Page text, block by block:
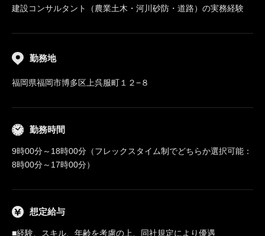
建設コンサルタント（農業土木・河川砂防・道路）の実務経験
勤務地
福岡県福岡市博多区上呉服町１２−８
勤務時間
9時00分～18時00分（フレックスタイム制でどちらか選択可能：
8時00分～17時00分）
想定給与
■経験、スキル、年齢を考慮の上、同社規定により優遇